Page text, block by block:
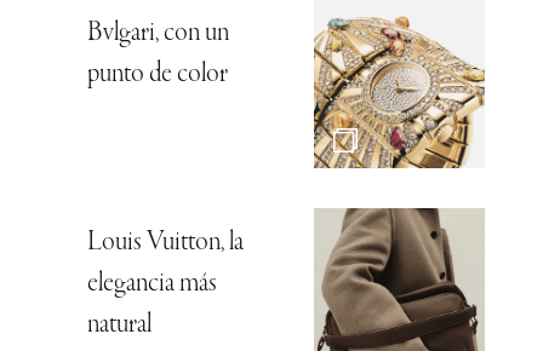
Bvlgari, con un
punto de color
Louis Vuitton, la
elegancia más
natural